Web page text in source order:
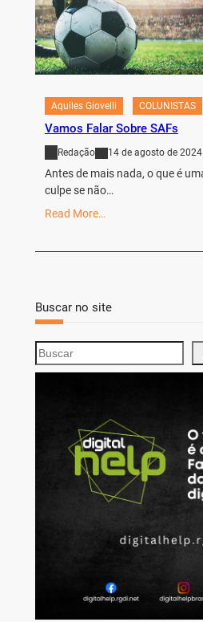
Aquiles Giovelli COLUNISTAS
Vamos Falar Sobre SAFs
Redação 14 de agosto de 2024
Antes de mais nada, o que é
culpe se não…
Read More…
Buscar no site
S
e